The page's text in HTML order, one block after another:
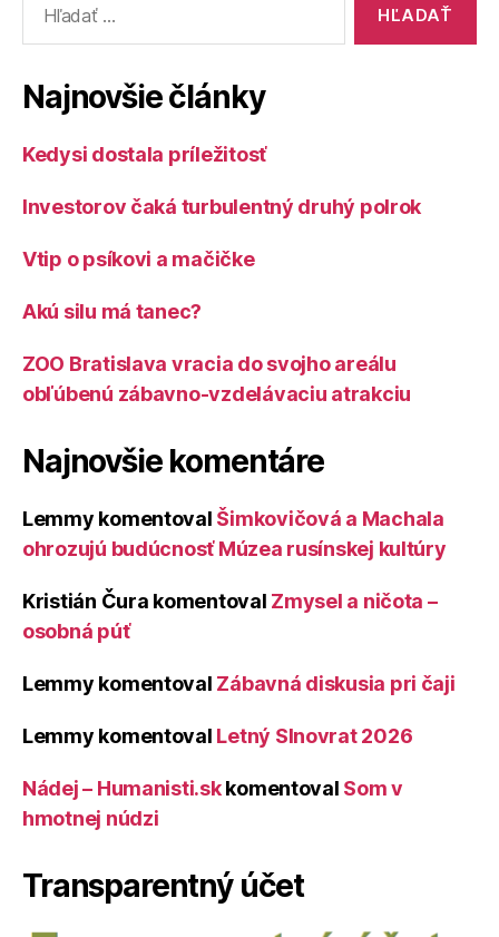
Najnovšie články
Kedysi dostala príležitosť
Investorov čaká turbulentný druhý polrok
Vtip o psíkovi a mačičke
Akú silu má tanec?
ZOO Bratislava vracia do svojho areálu
obľúbenú zábavno-vzdelávaciu atrakciu
Najnovšie komentáre
Lemmy komentoval Šimkovičová a Machala
ohrozujú budúcnosť Múzea rusínskej kultúry
Kristián Čura komentoval Zmysel a ničota –
osobná púť
Lemmy komentoval Zábavná diskusia pri čaji
Lemmy komentoval Letný Slnovrat 2026
Nádej – Humanisti.skkomentoval Som v
hmotnej núdzi
Transparentný účet